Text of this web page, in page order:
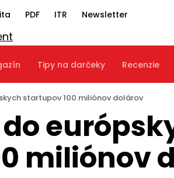
PDF ITR Newsletter
Tipy na darčeky Recenzie
startupov 100 miliónov dolárov
miliónov